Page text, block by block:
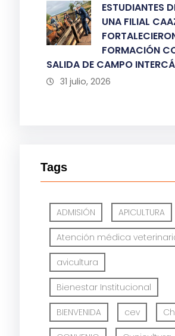
ESTUDIANTES
UNA FILIAL
FORMACIÓN
SALIDA DE CAMPO
31 julio, 2026
Tags
ADMISIÓN APICULTURA
Atención médica
avicultura
Bienestar Institucional
BIENVENIDA cev